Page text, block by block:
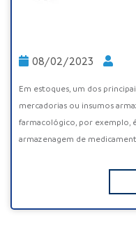
08/02/2023
Em estoques, um dos
mercadorias ou insumos
farmacológico, por exemplo,
armazenagem de